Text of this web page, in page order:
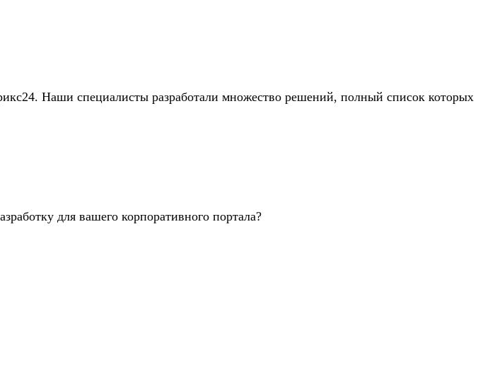
Наши специалисты разработали множество решений, полный список которых
для вашего корпоративного портала?